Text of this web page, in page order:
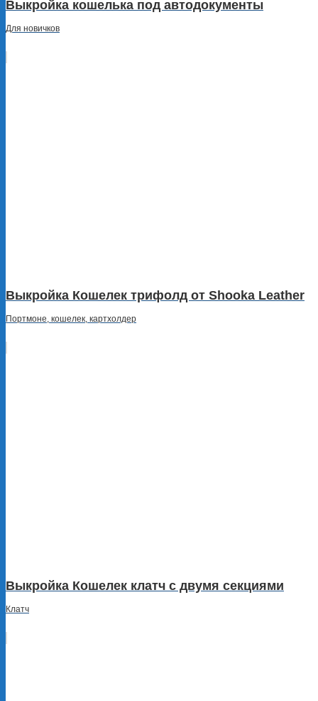
Выкройка кошелька под автодокументы
Для новичков
Выкройка Кошелек трифолд от Shooka Leather
Портмоне, кошелек, картхолдер
Выкройка Кошелек клатч c двумя секциями
Клатч